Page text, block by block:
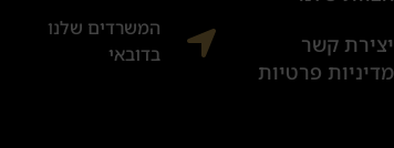
יצירת קשר
מדיניות פרטיות
המשרדים שלנו
בדובאי